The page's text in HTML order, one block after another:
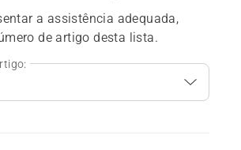
a assistência adequada,
de artigo desta lista.